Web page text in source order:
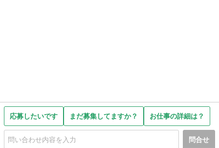
応募したいです まだ募集してますか？ お仕事の詳細は？
問合せ